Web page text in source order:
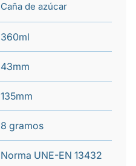
Caña de azúcar
360ml
43mm
135mm
8 gramos
Norma UNE-EN 13432